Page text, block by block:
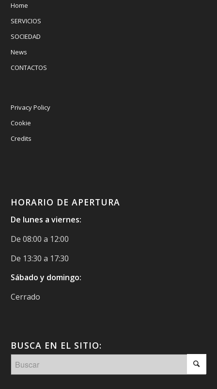
Home
SERVICIOS
SOCIEDAD
News
CONTACTOS
Privacy Policy
Cookie
Credits
HORARIO DE APERTURA
De lunes a viernes:
De 08:00 a 12:00
De 13:30 a 17:30
Sábado y domingo:
Cerrado
BUSCA EN EL SITIO: